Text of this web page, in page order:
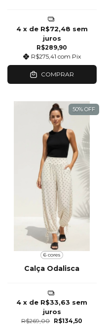
R$289,90
R$275,41 com Pix
4 x de R$72,48 sem
juros
COMPRAR
50% OFF
6 cores
Calça Odalisca
R$269,00 R$134,50
4 x de R$33,63 sem
juros